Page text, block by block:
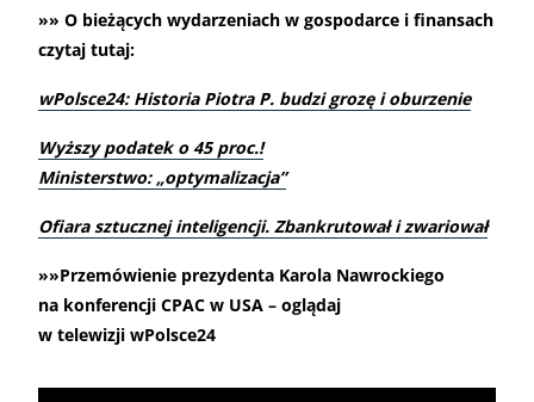
»» O bieżących wydarzeniach w gospodarce i finansach
czytaj tutaj:
wPolsce24: Historia Piotra P. budzi grozę i oburzenie
Wyższy podatek o 45 proc.!
Ministerstwo: „optymalizacja”
Ofiara sztucznej inteligencji. Zbankrutował i zwariował
»»Przemówienie prezydenta Karola Nawrockiego
na konferencji CPAC w USA – oglądaj
w telewizji wPolsce24